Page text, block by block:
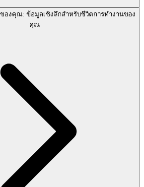
องคุณ: ข้อมูลเชิงลึกสำหรับชีวิตการทำงานของ
คุณ